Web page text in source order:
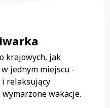
krajowych, jak
jednym miejscu -
i relaksujący
wakacje.